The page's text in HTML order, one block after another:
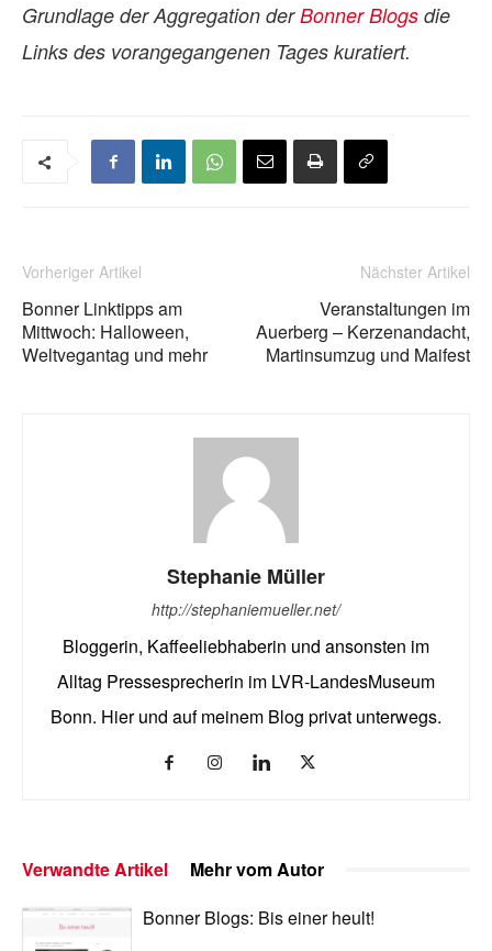
Grundlage der Aggregation derBonner Blogs die
Links des vorangegangenen Tages kuratiert.
Vorheriger Artikel
Bonner Linktipps am
Mittwoch: Halloween,
Weltvegantag und mehr
Nächster Artikel
Veranstaltungen im
Auerberg – Kerzenandacht,
Martinsumzug und Maifest
Stephanie Müller
http://stephaniemueller.net/
Bloggerin, Kaffeeliebhaberin und ansonsten im
Alltag Pressesprecherin im LVR-LandesMuseum
Bonn. Hier und auf meinem Blog privat unterwegs.
Verwandte Artikel
Mehr vom Autor
Bonner Blogs: Bis einer heult!